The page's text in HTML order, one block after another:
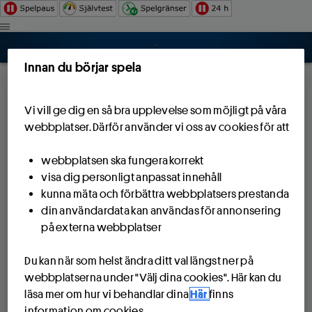
Hoppa till innehåll
Logga inInnan du börjar spela
Vi vill ge dig en så bra upplevelse som möjligt på våra
webbplatser. Därför använder vi oss av cookies för att
webbplatsen ska fungera korrekt
visa dig personligt anpassat innehåll
kunna mäta och förbättra webbplatsers prestanda
din användardata kan användas för annonsering
på externa webbplatser
Du kan när som helst ändra ditt val längst ner på
webbplatserna under "Välj dina cookies". Här kan du
läsa mer om hur vi behandlar dinaHär finns